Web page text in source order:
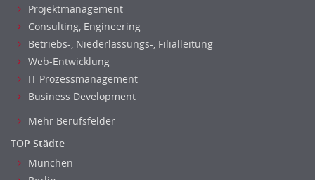
Kreditorenbuchhaltung
Finanzen Leitung, Teamleitung
Finanzen Prozessmanagement
Rechnungswesen
Treasury
Wirtschaftsprüfung
Arbeitssicherheit
Projektmanagement
Consulting, Engineering
Betriebs-, Niederlassungs-, Filialleitung
Web-Entwicklung
IT Prozessmanagement
Business Development
Mehr Berufsfelder
TOP Städte
München